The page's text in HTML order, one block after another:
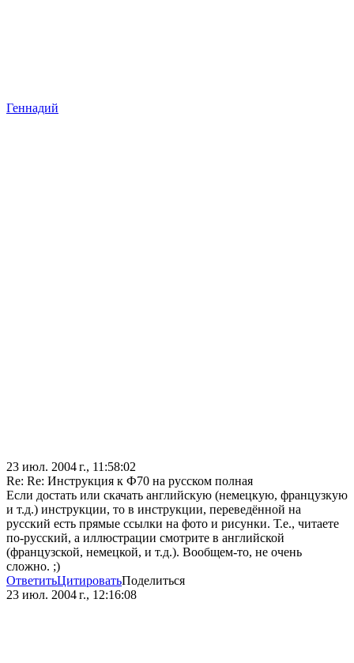
Геннадий
23 июл. 2004 г., 11:58:02
Re: Re: Инструкция к Ф70 на русском полная
Если достать или скачать английскую (немецкую, французкую
и т.д.) инструкции, то в инструкции, переведённой на
русский есть прямые ссылки на фото и рисунки. Т.е., читаете
по-русский, а иллюстрации смотрите в английской
(французской, немецкой, и т.д.). Вообщем-то, не очень
сложно. ;)
ОтветитьЦитироватьПоделиться
23 июл. 2004 г., 12:16:08